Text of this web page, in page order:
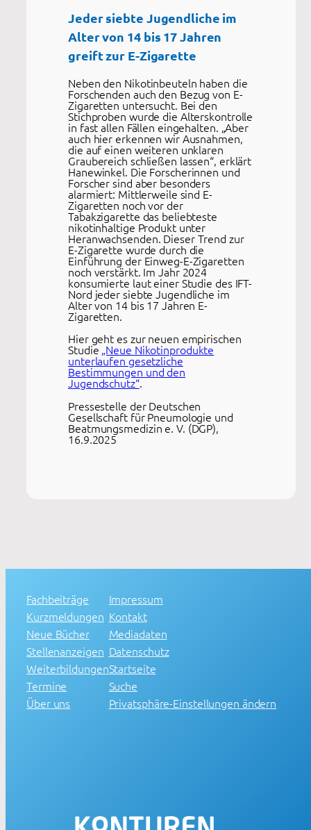
Jeder siebte Jugendliche im
Alter von 14 bis 17 Jahren
greift zur E-Zigarette
Neben den Nikotinbeuteln haben die
Forschenden auch den Bezug von E-
Zigaretten untersucht. Bei den
Stichproben wurde die Alterskontrolle
in fast allen Fällen eingehalten. „Aber
auch hier erkennen wir Ausnahmen,
die auf einen weiteren unklaren
Graubereich schließen lassen“, erklärt
Hanewinkel. Die Forscherinnen und
Forscher sind aber besonders
alarmiert: Mittlerweile sind E-
Zigaretten noch vor der
Tabakzigarette das beliebteste
nikotinhaltige Produkt unter
Heranwachsenden. Dieser Trend zur
E-Zigarette wurde durch die
Einführung der Einweg-E-Zigaretten
noch verstärkt. Im Jahr 2024
konsumierte laut einer Studie des IFT-
Nord jeder siebte Jugendliche im
Alter von 14 bis 17 Jahren E-
Zigaretten.
Hier geht es zur neuen empirischen
Studie „Neue Nikotinprodukte
unterlaufen gesetzliche
Bestimmungen und den
Jugendschutz“.
Pressestelle der Deutschen
Gesellschaft für Pneumologie und
Beatmungsmedizin e. V. (DGP),
16.9.2025
Fachbeiträge
Kurzmeldungen
Neue Bücher
Stellenanzeigen
Weiterbildungen
Termine
Über uns
Impressum
Kontakt
Mediadaten
Datenschutz
Startseite
Suche
Privatsphäre-Einstellungen ändern